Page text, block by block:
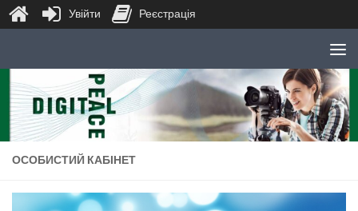
Skip to content
ОСОБИСТИЙ КАБІНЕТ
Увійти Реєстрація